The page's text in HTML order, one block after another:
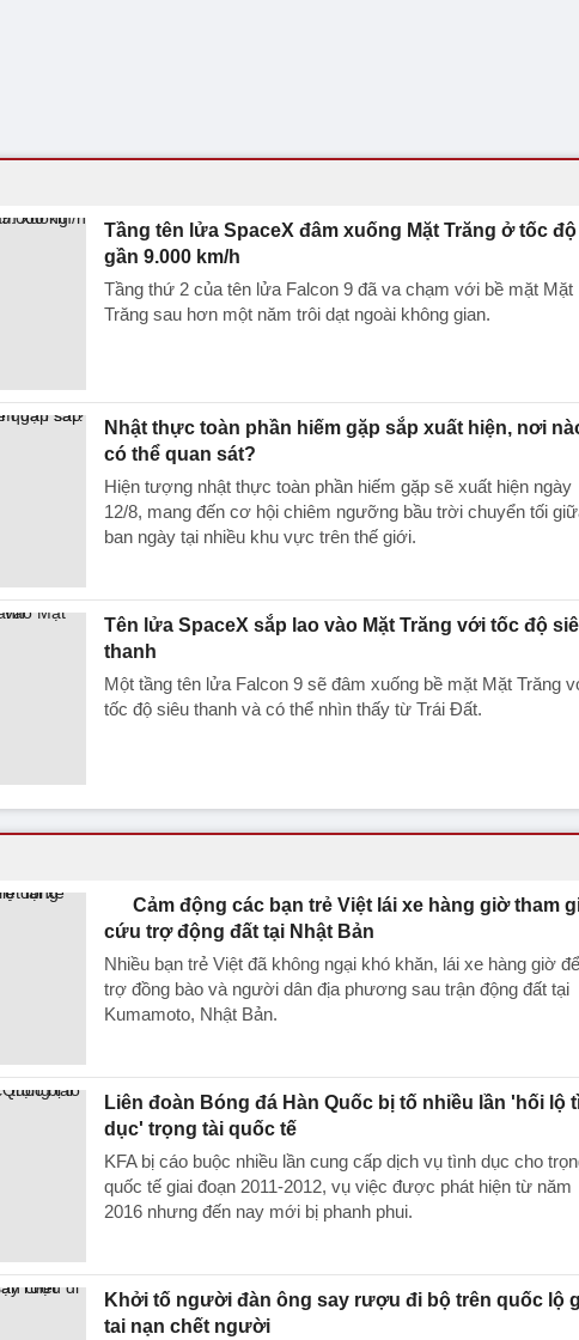
Tầng tên lửa SpaceX đâm xuống Mặt Trăng ở tốc độ
gần 9.000 km/h
Tầng thứ 2 của tên lửa Falcon 9 đã va chạm với bề mặt Mặt
Trăng sau hơn một năm trôi dạt ngoài không gian.
Nhật thực toàn phần hiếm gặp sắp xuất hiện, nơi
có thể quan sát?
Hiện tượng nhật thực toàn phần hiếm gặp sẽ xuất hiện ngày
12/8, mang đến cơ hội chiêm ngưỡng bầu trời chuyển tối
ban ngày tại nhiều khu vực trên thế giới.
Tên lửa SpaceX sắp lao vào Mặt Trăng với tốc độ
thanh
Một tầng tên lửa Falcon 9 sẽ đâm xuống bề mặt Mặt Trăng
tốc độ siêu thanh và có thể nhìn thấy từ Trái Đất.
Cảm động các bạn trẻ Việt lái xe hàng giờ tham
cứu trợ động đất tại Nhật Bản
Nhiều bạn trẻ Việt đã không ngại khó khăn, lái xe hàng giờ
trợ đồng bào và người dân địa phương sau trận động đất tại
Kumamoto, Nhật Bản.
Liên đoàn Bóng đá Hàn Quốc bị tố nhiều lần 'hối lộ
dục' trọng tài quốc tế
KFA bị cáo buộc nhiều lần cung cấp dịch vụ tình dục cho
quốc tế giai đoạn 2011-2012, vụ việc được phát hiện từ năm
2016 nhưng đến nay mới bị phanh phui.
Khởi tố người đàn ông say rượu đi bộ trên quốc lộ
tai nạn chết người